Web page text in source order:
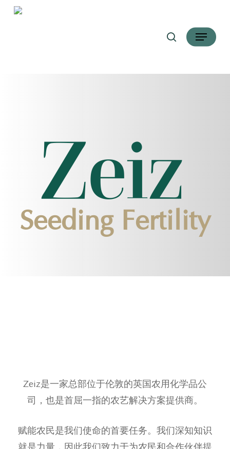
菜单
Seeding Fertility
Zeiz是一家总部位于伦敦的英国农用化学品公
司，也是首屈一指的农艺解决方案提供商。
赋能农民是我们使命的首要任务。我们深知知识